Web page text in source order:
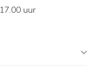
uur